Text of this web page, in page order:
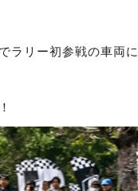
ラリー初参戦の車両に